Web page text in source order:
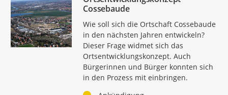
Cossebaude
Wie soll sich die Ortschaft Cossebaude
in den nächsten Jahren entwickeln?
Dieser Frage widmet sich das
Ortsentwicklungskonzept. Auch
Bürgerinnen und Bürger konnten sich
in den Prozess mit einbringen.